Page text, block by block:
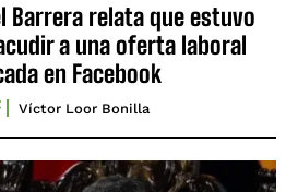
Barrera relata que estuvo
a una oferta laboral
en Facebook
Víctor Loor Bonilla